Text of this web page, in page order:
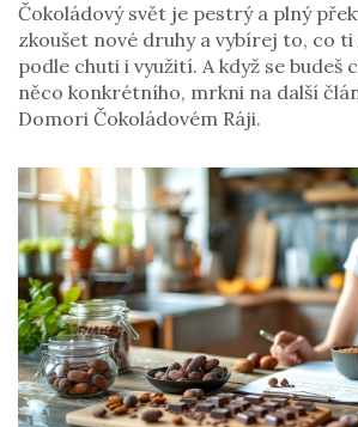
Čokoládový svět je pestrý a plný
zkoušet nové druhy a vybírej to, co
podle chuti i využití. A když se budeš
něco konkrétního, mrkni na další
Domori Čokoládovém Ráji.